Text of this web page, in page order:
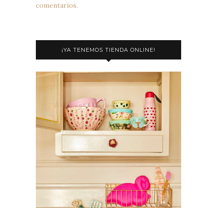
comentarios.
¡YA TENEMOS TIENDA ONLINE!